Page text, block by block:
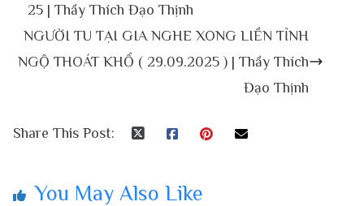
25 | Thầy Thích Đạo Thịnh
NGƯỜI TU TẠI GIA NGHE XONG LIỀN TỈNH
NGỘ THOÁT KHỔ ( 29.09.2025 ) | Thầy Thích
Đạo Thịnh
Share This Post:
You May Also Like